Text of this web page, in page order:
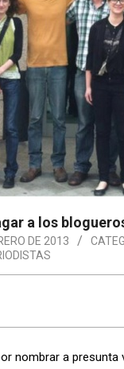
a los
DE 2013
nombrar a presunta